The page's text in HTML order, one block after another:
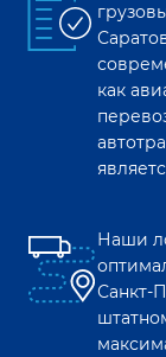
как
Наши
Санкт-